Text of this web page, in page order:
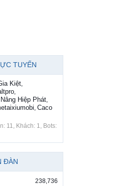
TUYẾN
Kiệt,
,
Hiệp Phát,
, Caco
11, Khách: 1, Bots:
ĐÀN
238,736